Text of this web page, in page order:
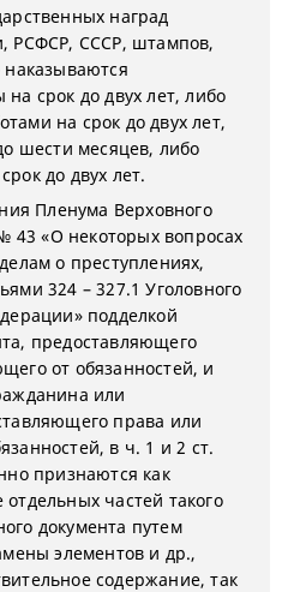
наград
РСФСР, СССР, штампов,
наказываются
срок до двух лет, либо
на срок до двух лет,
шести месяцев, либо
до двух лет.
Пленума Верховного
43 «О некоторых вопросах
о преступлениях,
324 – 327.1 Уголовного
подделкой
предоставляющего
от обязанностей, и
или
права или
в ч. 1 и 2 ст.
признаются как
частей такого
документа путем
элементов и др.,
содержание, так